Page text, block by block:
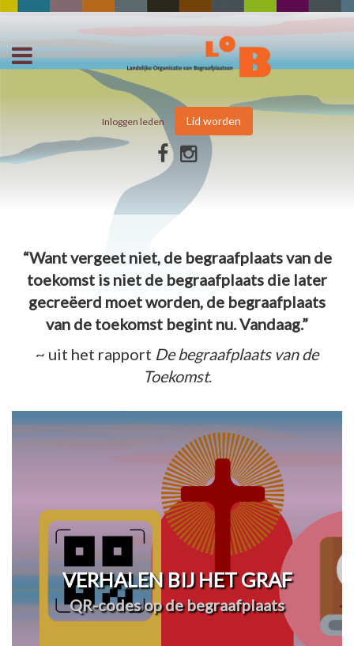
Inloggen leden Lid worden
“Want vergeet niet, de begraafplaats van de
toekomst is niet de begraafplaats die later
gecreëerd moet worden, de begraafplaats
van de toekomst begint nu. Vandaag.”
~ uit het rapport De begraafplaats van de
Toekomst.
VERHALEN BIJ HET GRAF
QR-codes op de begraafplaats